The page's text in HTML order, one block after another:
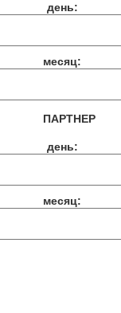
день:
месяц:
ПАРТНЕР
день:
месяц: